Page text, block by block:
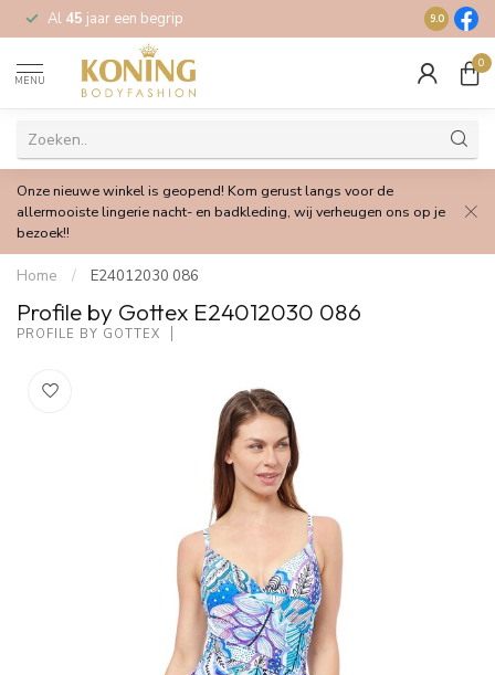
Al 45 jaar een begrip Gratis
9.0
MENU
0
Onze nieuwe winkel is geopend! Kom gerust langs voor de
allermooiste lingerie nacht- en badkleding, wij verheugen ons op je
bezoek!!
Home / E24012030 086
Profile by Gottex E24012030 086
PROFILE BY GOTTEX